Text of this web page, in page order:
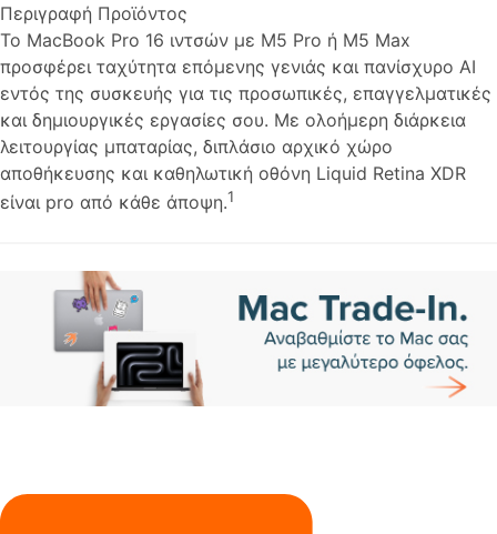
Περιγραφή Προϊόντος
Το MacBook Pro 16 ιντσών με M5 Pro ή M5 Max
προσφέρει ταχύτητα επόμενης γενιάς και πανίσχυρο AI
εντός της συσκευής για τις προσωπικές, επαγγελματικές
και δημιουργικές εργασίες σου. Με ολοήμερη διάρκεια
λειτουργίας μπαταρίας, διπλάσιο αρχικό χώρο
αποθήκευσης και καθηλωτική οθόνη Liquid Retina XDR
είναι pro από κάθε άποψη.1